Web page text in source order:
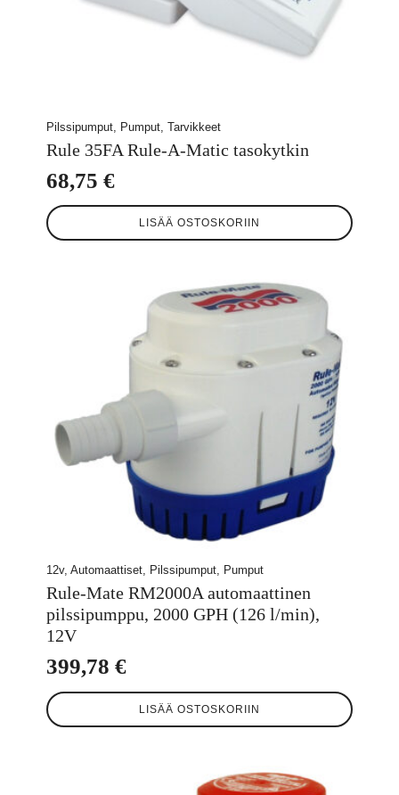
Pilssipumput, Pumput, Tarvikkeet
Rule 35FA Rule-A-Matic tasokytkin
68,75 €
LISÄÄ OSTOSKORIIN
12v, Automaattiset, Pilssipumput, Pumput
Rule-Mate RM2000A automaattinen
pilssipumppu, 2000 GPH (126 l/min),
12V
399,78 €
LISÄÄ OSTOSKORIIN